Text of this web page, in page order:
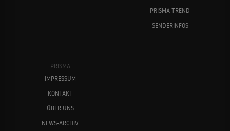
PRISMA TREND
SENDERINFOS
PRISMA
IMPRESSUM
KONTAKT
ÜBER UNS
NEWS-ARCHIV